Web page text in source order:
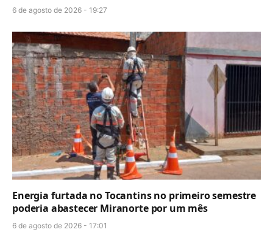
6 de agosto de 2026 - 19:27
Energia furtada no Tocantins no primeiro semestre
poderia abastecer Miranorte por um mês
6 de agosto de 2026 - 17:01